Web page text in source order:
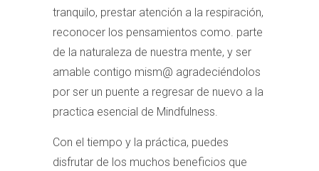
tranquilo, prestar atención a la respiración,
reconocer los pensamientos como. parte
de la naturaleza de nuestra mente, y ser
amable contigo mism@ agradeciéndolos
por ser un puente a regresar de nuevo a la
practica esencial de Mindfulness.
Con el tiempo y la práctica, puedes
disfrutar de los muchos beneficios que